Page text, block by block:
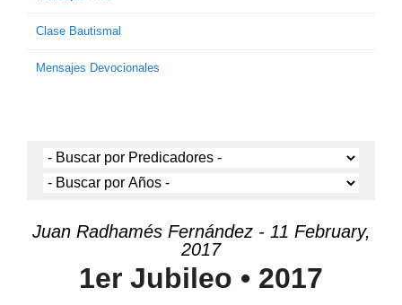
Clase Bautismal
Mensajes Devocionales
Juan Radhamés Fernández - 11 February,
2017
1er Jubileo • 2017